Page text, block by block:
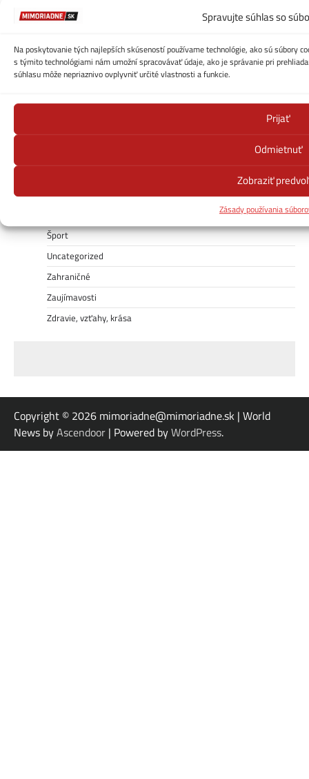
Spravujte súhlas so
Na poskytovanie tých najlepších skúseností používame technológie, ako sú súbory
s týmito technológiami nám umožní spracovávať údaje, ako je správanie pri
súhlasu môže nepriaznivo ovplyvniť určité vlastnosti a funkcie.
Prijať
Odmietnuť
Zobraziť
Zásady používania
Kategórie
Auto/Moto/Tech
ČESKO
Politika
Šport
Uncategorized
Zahraničné
Zaujímavosti
Zdravie, vzťahy, krása
Copyright © 2026 mimoriadne@mimoriadne.sk | World
News byAscendoor | Powered byWordPress.